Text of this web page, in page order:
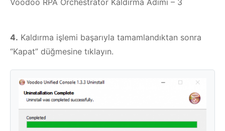
Voodoo RPA Orchestrator Kaldırma Adımı – 3
4. Kaldırma işlemi başarıyla tamamlandıktan sonra
“Kapat” düğmesine tıklayın.